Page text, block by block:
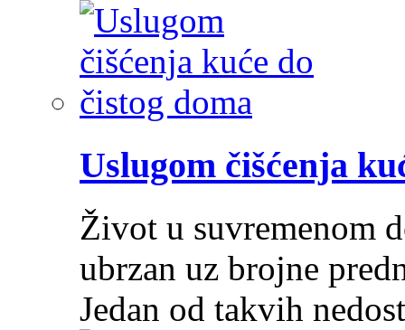
Uslugom čišćenja
Život u suvremenom
ubrzan uz brojne
Jedan od takvih